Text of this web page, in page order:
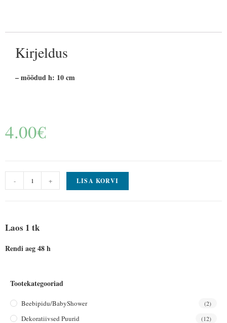
Kirjeldus
– mõõdud h: 10 cm
4.00€
- + LISA KORVI
Laos 1 tk
Rendi aeg 48 h
Tootekategooriad
Beebipidu/BabyShower (2)
Dekoratiivsed Puurid (12)